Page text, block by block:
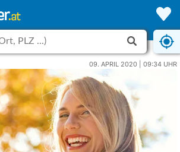
09. APRIL 2020 | 09:34 UHR